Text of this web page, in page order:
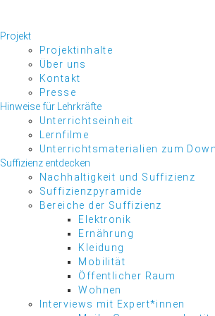
Projekt
Projektinhalte
Über uns
Kontakt
Presse
Hinweise für Lehrkräfte
Unterrichtseinheit
Lernfilme
Unterrichtsmaterialien zum
Suffizienz entdecken
Nachhaltigkeit und Suffizienz
Suffizienzpyramide
Bereiche der Suffizienz
Elektronik
Ernährung
Kleidung
Mobilität
Öffentlicher Raum
Wohnen
Interviews mit Expert*innen